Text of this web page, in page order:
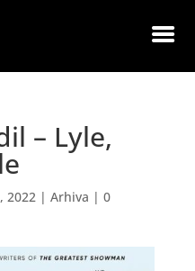
– Lyle,
2022| Arhiva | 0